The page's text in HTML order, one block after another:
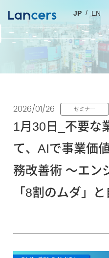
JP EN
2026/01/26 セミナー
1月30日_不要な
て、AIで事業価
務改善術 〜エン
「8割のムダ」